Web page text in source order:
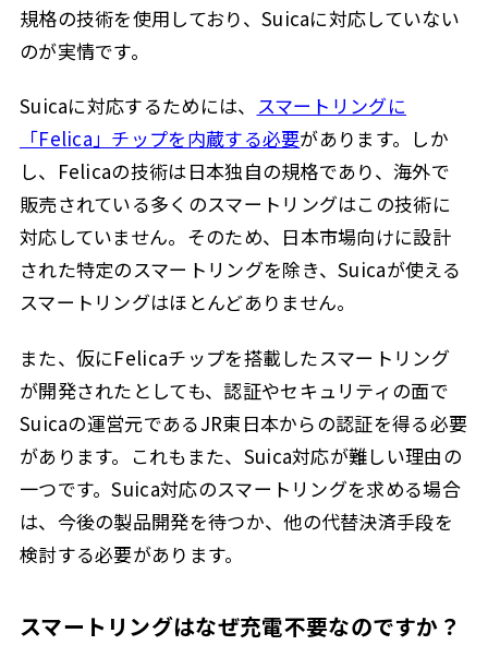
規格の技術を使用しており、Suicaに対応していない
のが実情です。
Suicaに対応するためには、 スマートリングに
「Felica」チップを内蔵する必要があります。しか
し、Felicaの技術は日本独自の規格であり、海外で
販売されている多くのスマートリングはこの技術に
対応していません。そのため、日本市場向けに設計
された特定のスマートリングを除き、Suicaが使える
スマートリングはほとんどありません。
また、仮にFelicaチップを搭載したスマートリング
が開発されたとしても、認証やセキュリティの面で
Suicaの運営元であるJR東日本からの認証を得る必要
があります。これもまた、Suica対応が難しい理由の
一つです。Suica対応のスマートリングを求める場合
は、今後の製品開発を待つか、他の代替決済手段を
検討する必要があります。
スマートリングはなぜ充電不要なのですか？